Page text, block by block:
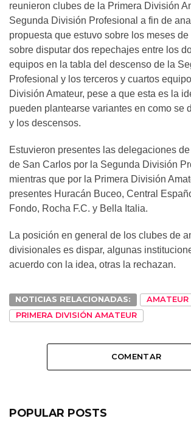
reunieron clubes de la Primera División
Segunda División Profesional a fin de
propuesta que estuvo sobre los meses de
sobre disputar dos repechajes entre los
equipos en la tabla del descenso de la
Profesional y los terceros y cuartos
División Amateur, pese a que esta es la
pueden plantearse variantes en como se
y los descensos.
Estuvieron presentes las delegaciones
de San Carlos por la Segunda División
mientras que por la Primera División
presentes Huracán Buceo, Central
Fondo, Rocha F.C. y Bella Italia.
La posición en general de los clubes de
divisionales es dispar, algunas
acuerdo con la idea, otras la rechazan.
NOTICIAS RELACIONADAS:
AMATEUR
PRIMERA DIVISIÓN AMATEUR
COMENTAR
POPULAR POSTS